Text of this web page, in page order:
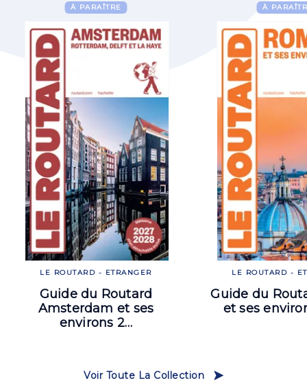
À PARAÎTRE
LE ROUTARD - ETRANGER
Guide du Routard
Amsterdam et ses
environs 2…
À
LE ROUTARD -
Guide du
et ses
Voir Toute La Collection